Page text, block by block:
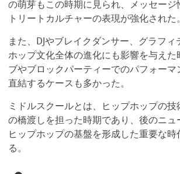
の萌芽もこの時期に見られ、メッセージ
トリートカルチャーの表現が強化された
また、DJやブレイクダンサー、グラフィ
ホップ文化全体の進化にも影響を与えた
ブやブロックパーティーでのパフォーマ
直結するケースも多かった。
ミドルスクールとは、ヒップホップの
の橋渡しを担った時期であり、後のニュ
ヒップホップの基盤を形成した重要な時
る。